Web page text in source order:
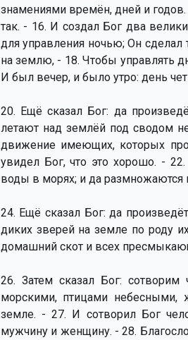
знамениями времён, дней и
так. - 16. И создал Бог два
для управления ночью; Он сделал
на землю, - 18. Чтобы управлять
И был вечер, и было утро: день
20. Ещё сказал Бог: да
летают над землёй под сводом
движение имеющих, которых
увидел Бог, что это хорошо. -
воды в морях; и да размножаются
24. Ещё сказал Бог: да
диких зверей на земле по роду
домашний скот и всех
26. Затем сказал Бог:
морскими, птицами
земле. - 27. И сотворил Бог
мужчину и женщину. - 28.